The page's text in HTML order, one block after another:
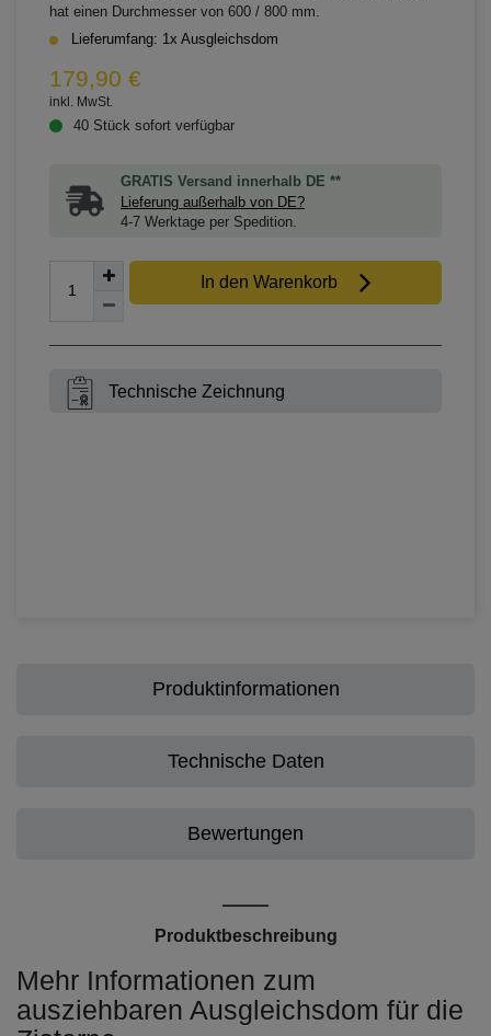
hat einen Durchmesser von 600 / 800 mm.
Lieferumfang: 1x Ausgleichsdom
179,90 €
inkl. MwSt.
40 Stück sofort verfügbar
GRATIS Versand innerhalb DE **
Lieferung außerhalb von DE?
4-7 Werktage per Spedition.
In den Warenkorb
Technische Zeichnung
Produktinformationen
Technische Daten
Bewertungen
Produktbeschreibung
Mehr Informationen zum
ausziehbaren Ausgleichsdom für die